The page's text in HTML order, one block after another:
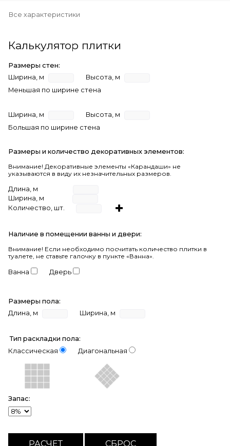
Все характеристики
Калькулятор плитки
Размеры стен:
Ширина, м
Высота, м
Меньшая по ширине стена
Ширина, м
Высота, м
Большая по ширине стена
Размеры и количество декоративных элементов:
Внимание! Декоративные элементы «Карандаши» не
указываются в виду их незначительных размеров.
Длина, м
Ширина, м
Количество, шт.
Наличие в помещении ванны и двери:
Внимание! Если необходимо посчитать количество плитки в
туалете, не ставьте галочку в пункте «Ванна».
Ванна Дверь
Размеры пола:
Длина, м
Ширина, м
Тип раскладки пола:
Классическая
Диагональная
Запас: